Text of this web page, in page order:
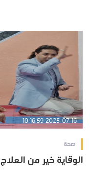
2025-07-16 10:16:59
صحة
الوقاية خير من العلاج